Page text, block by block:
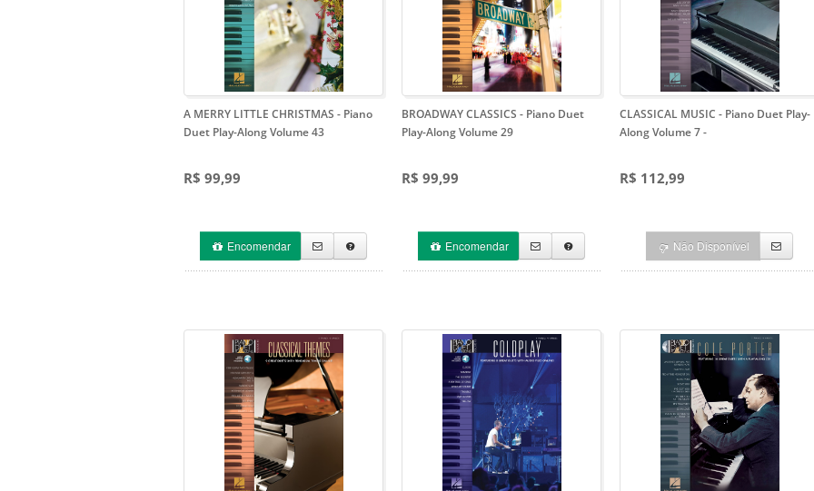
A MERRY LITTLE CHRISTMAS - Piano
Duet Play-Along Volume 43
R$ 99,99
Encomendar
BROADWAY CLASSICS - Piano Duet
Play-Along Volume 29
R$ 99,99
Encomendar
CLASSICAL MUSIC - Piano Duet Play-
Along Volume 7-
R$ 112,99
Não Disponível